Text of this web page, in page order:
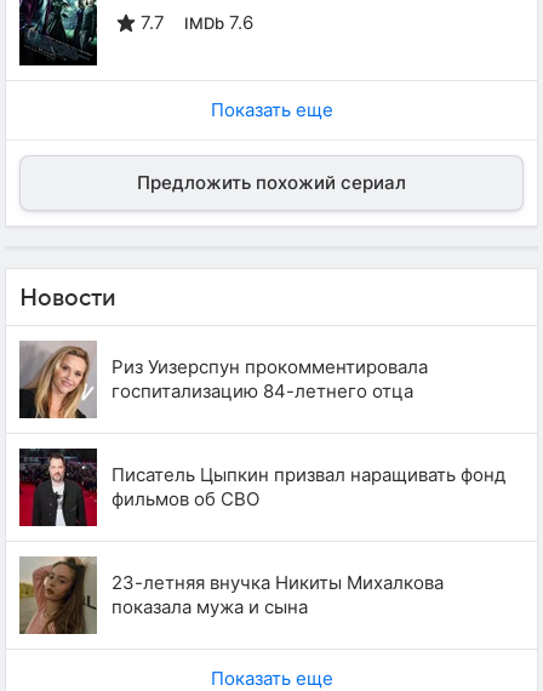
7.7 IMDb 7.6
Показать еще
Предложить похожий сериал
Новости
Риз Уизерспун прокомментировала
госпитализацию 84-летнего отца
Писатель Цыпкин призвал наращивать фонд
фильмов об СВО
23-летняя внучка Никиты Михалкова
показала мужа и сына
Показать еще